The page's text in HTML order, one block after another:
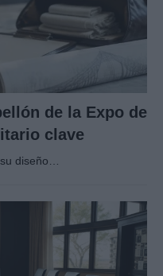
de la Expo de
clave
diseño…